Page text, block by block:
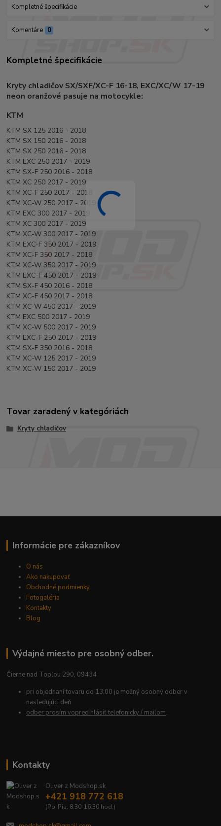
Kompletné špecifikácie
Komentáre 0
Kompletné špecifikácie
Kryty chladičov SX/SXF/XC-F 16-18, EXC/XC/W 17-19
neon oranžové pasuje na motocykle:
KTM
KTM SX 125 2016 - 2018
KTM SX 150 2016 - 2018
KTM SX 250 2016 - 2018
KTM EXC 250 2017 - 2019
KTM SX-F 250 2016 - 2018
KTM XC 250 2017 - 2019
KTM XC-F 250 2017 - 2018
KTM XC-W 250 2017 - 2019
KTM EXC 300 2017 - 2019
KTM XC 300 2017 - 2019
KTM XC-W 300 2017 - 2019
KTM EXC-F 350 2017 - 2019
KTM XC-F 350 2017 - 2018
KTM XC-W 350 2017 - 2019
KTM EXC-F 450 2017 - 2019
KTM SX-F 450 2016 - 2018
KTM XC-F 450 2017 - 2018
KTM XC-W 450 2017 - 2019
KTM EXC 500 2017 - 2019
KTM XC-W 500 2017 - 2019
KTM EXC-F 250 2017 - 2019
KTM SX-F 350 2016 - 2018
KTM XC-W 125 2017 - 2019
KTM XC-W 150 2017 - 2019
Tovar zaradený v kategóriách
Kryty chladičov
Informácie pre zákazníkov
O nás
Ako nakupovať
Obchodné podmienky
Fotogaléria
Kontakty
Blog
Výdajné miesto pre osobný odber.
Čierne nad Topľou 290, 09434
pri objednaní tovaru do 13:00 je možný osobný odber v
nasledujúci deň
odber prosím vopred hlásiť telefonicky / mailom.
Kontakty
Oliver z Modshop.sk
+421 918 772 618
(Po-Pia, 8:30-16:30 hod.)